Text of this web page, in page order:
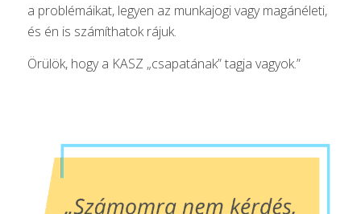
a problémáikat, legyen az munkajogi vagy magánéleti,
és én is számíthatok rájuk.
Örülök, hogy a KASZ „csapatának” tagja vagyok.”